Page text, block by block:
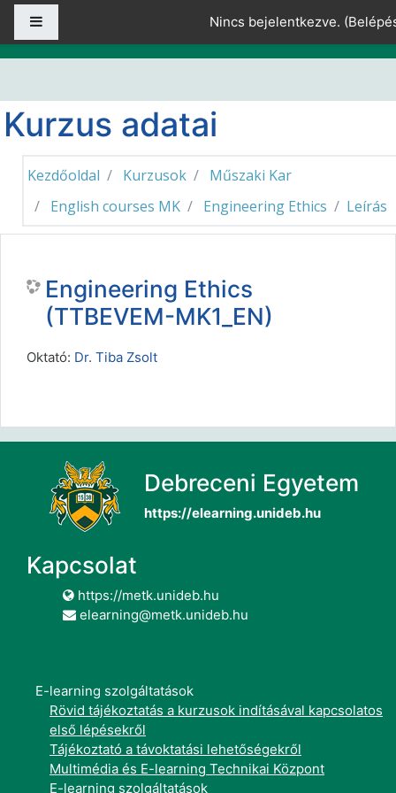
Tovább a fő tartalomhoz
Nincs bejelentkezve. (
Kurzus adatai
Kezdőoldal Kurzusok
Műszaki Kar
English courses MK
Engineering Ethics Leírás
Engineering Ethics
(TTBEVEM-MK1_EN)
Oktató: Dr. Tiba Zsolt
Debreceni Egyetem
https://elearning.unideb.hu
Kapcsolat
https://metk.unideb.hu
elearning@metk.unideb.hu
E-learning szolgáltatások
Rövid tájékoztatás a kurzusok indításával kapcsolatos
első lépésekről
Tájékoztató a távoktatási lehetőségekről
Multimédia és E-learning Technikai Központ
E-learning szolgáltatások